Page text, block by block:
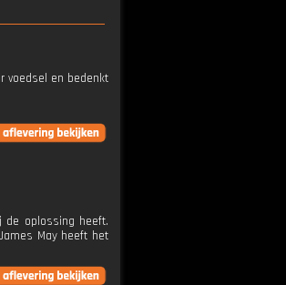
voedsel en bedenkt
de oplossing heeft.
May heeft het